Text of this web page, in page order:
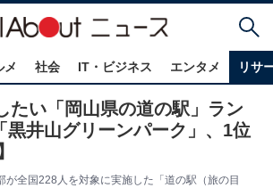
メ 社会 IT・ビジネス エンタメ リサ
たい「岡山県の道の駅」ラン
黒井山グリーンパーク」、1位
が全国228人を対象に実施した「道の駅（旅の目